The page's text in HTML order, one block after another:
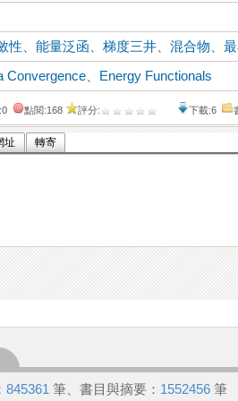
性 、能量泛函 、梯度三井 、混合物 、
Convergence
Energy Functionals
點閱:168 評分: 下載:6
址 轉寄
845361 筆、書目與摘要： 1552456 筆